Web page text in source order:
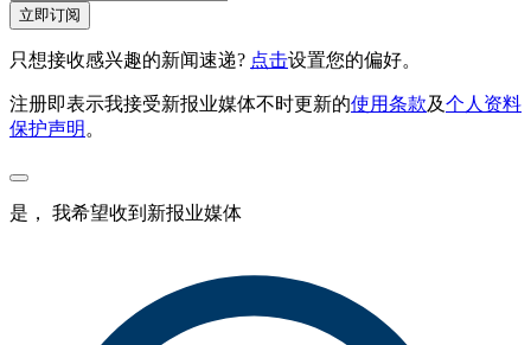
立即订阅
只想接收感兴趣的新闻速递? 点击设置您的偏好。
注册即表示我接受新报业媒体不时更新的使用条款及个人资料
保护声明 。
是， 我希望收到新报业媒体